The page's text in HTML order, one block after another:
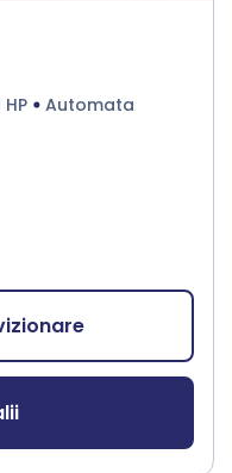
HP Automata